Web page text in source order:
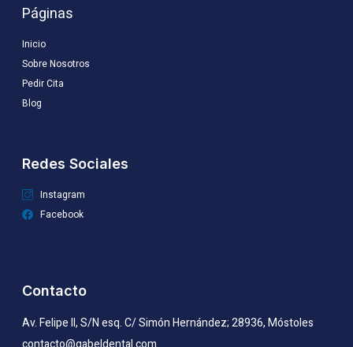
Páginas
Inicio
Sobre Nosotros
Pedir Cita
Blog
Redes Sociales
Instagram
Facebook
Contacto
Av. Felipe II, S/N esq. C/ Simón Hernández; 28936, Móstoles